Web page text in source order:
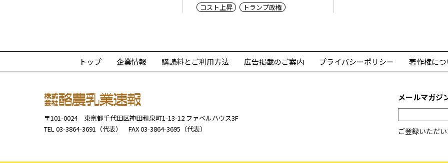
コスト上昇
トランプ政権
トップ 企業情報 購読料とご利用方法 広告掲載のご案内 プライバシーポリシー 著作権に
〒101-0024 東京都千代田区神田和泉町1-13-12 ファベルハウス3F
TEL 03-3864-3691（代表）
FAX 03-3864-3695（代表）
メールマガジ
ご登録いただ